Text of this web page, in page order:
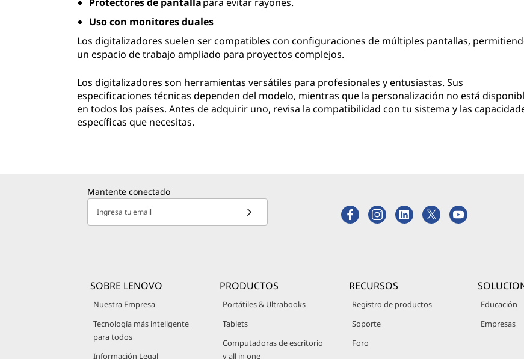
Uso con monitores duales
Los digitalizadores suelen ser compatibles con configuraciones de múltiples pantallas,
un espacio de trabajo ampliado para proyectos complejos.
Los digitalizadores son herramientas versátiles para profesionales y entusiastas. Sus
especificaciones técnicas dependen del modelo, mientras que la personalización no está
en todos los países. Antes de adquirir uno, revisa la compatibilidad con tu sistema y las
específicas que necesitas.
Mantente conectado
Ingresa tu email
SOBRE LENOVO
Nuestra Empresa
Tecnología más inteligente
para todos
Información Legal
PRODUCTOS
Portátiles & Ultrabooks
Tablets
Computadoras de escritorio
y all in one
RECURSOS
Registro de productos
Soporte
Foro
Educación
Empresas